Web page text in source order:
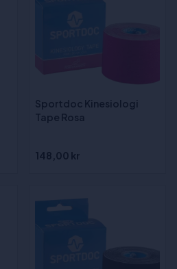
Sportdoc Kinesiologi
Tape Rosa
148,00 kr